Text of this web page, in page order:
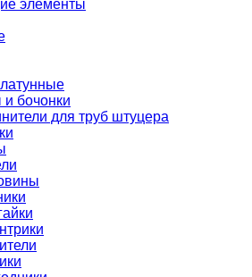
элементы
бочонки
для труб штуцера